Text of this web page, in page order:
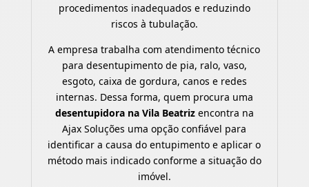
procedimentos inadequados e reduzindo
riscos à tubulação.
A empresa trabalha com atendimento técnico
para desentupimento de pia, ralo, vaso,
esgoto, caixa de gordura, canos e redes
internas. Dessa forma, quem procura uma
desentupidora na Vila Beatrizencontra na
Ajax Soluções uma opção confiável para
identificar a causa do entupimento e aplicar o
método mais indicado conforme a situação do
imóvel.